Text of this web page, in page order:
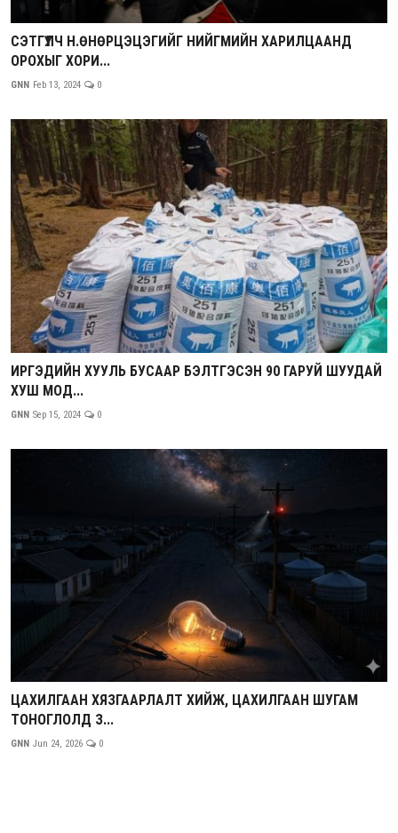
СЭТГҮҮЛЧ Н.ӨНӨРЦЭЦЭГИЙГ НИЙГМИЙН ХАРИЛЦААНД
ОРОХЫГ ХОРИ...
GNN Feb 13, 2024 0
ИРГЭДИЙН ХУУЛЬ БУСААР БЭЛТГЭСЭН 90 ГАРУЙ ШУУДАЙ
ХУШ МОД...
GNN Sep 15, 2024 0
ЦАХИЛГААН ХЯЗГААРЛАЛТ ХИЙЖ, ЦАХИЛГААН ШУГАМ
ТОНОГЛОЛД З...
GNN Jun 24, 2026 0